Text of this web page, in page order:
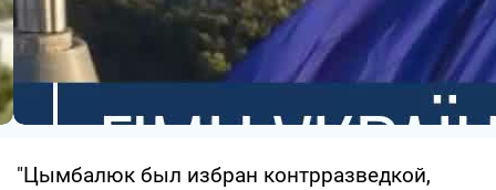
"Цымбалюк был избран контрразведкой,